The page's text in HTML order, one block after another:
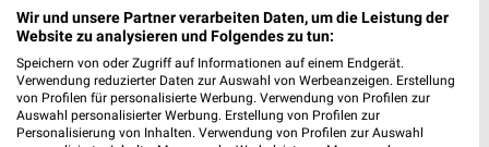
Nächste Filiale
Wir und unsere Partner verarbeiten Daten, um die Leistung der
Website zu analysieren und Folgendes zu tun:
Speichern von oder Zugriff auf Informationen auf einem Endgerät.
Verwendung reduzierter Daten zur Auswahl von Werbeanzeigen. Erstellung
von Profilen für personalisierte Werbung. Verwendung von Profilen zur
Auswahl personalisierter Werbung. Erstellung von Profilen zur
Personalisierung von Inhalten. Verwendung von Profilen zur Auswahl